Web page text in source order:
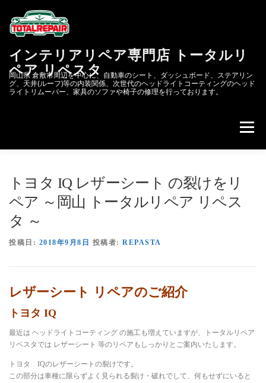
インテリアリペア専門店 トータルリ
ペア リペスタ
岡山県 倉敷市周辺を中心に、自動車のシート、ダッシュボード、ステアリン
グ、天井(ルーフ)等の内装関係、次世代のヘッドライトコーティングのヘッド
ライトリムーバー、家具のソファや椅子の修理を行っております。
メニュー
リペスタBLOG
お問い合わせ 個人情報保護方針
トヨタ IQ レザーシート の裂けをリ
ペア ～岡山 トータルリペア リペス
タ ～
投稿日: 2018年9月8日 投稿者: REPASTA
レザーシート リペアのご紹介
トヨタ IQ
最近は ヘッドライトコーティング の施工も増えていますが、トータルリペア
リペスタでは レザーシート 等のリペアもしっかりとご案内いたします。
トヨタ IQのレザーシートの裂けです。
この部分は車種に限らずよく見られる裂け・破れでして、何もせずにいると